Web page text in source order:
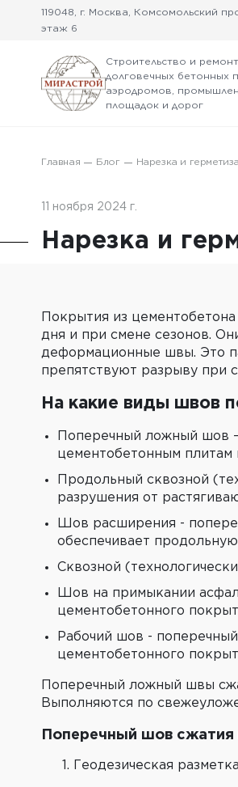
119048, г. Москва, Комсомольский
этаж 6
Строительство и ремонт
долговечных бетонных
аэродромов,
площадок и дорог
Главная Блог Нарезка и
11 ноября 2024 г.
Нарезка и
Покрытия из
дня и при смене сезонов.
деформационные швы. Это
препятствуют разрыву при
На какие виды швов
Поперечный ложный шов
цементобетонным плитам
Продольный сквозной
разрушения от
Шов расширения -
обеспечивает
Сквозной
Шов на примыкании
цементобетонного
Рабочий шов -
цементобетонного
Поперечный ложный швы
Выполняются по
Поперечный шов сжатия
Геодезическая